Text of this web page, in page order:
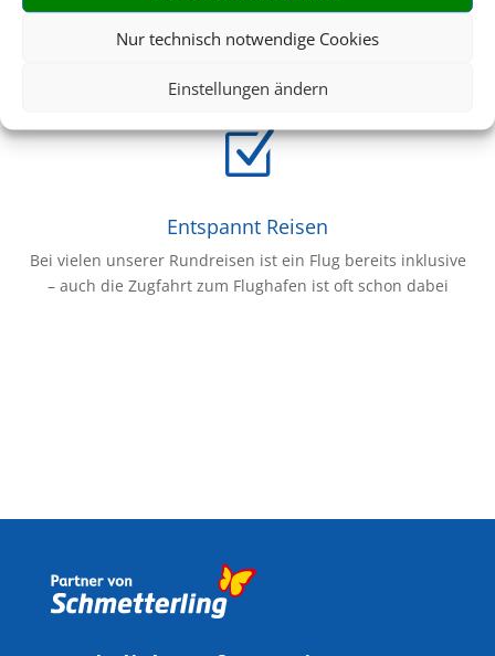
Nur technisch notwendige Cookies
Einstellungen ändern
Genau mein Ding
Von Abenteuerreisen über Familienreisen bis hin zu
Luxusrundreisen – wir haben das perfekte Angebot für Sie
Z
Entspannt Reisen
Bei vielen unserer Rundreisen ist ein Flug bereits inklusive
– auch die Zugfahrt zum Flughafen ist oft schon dabei